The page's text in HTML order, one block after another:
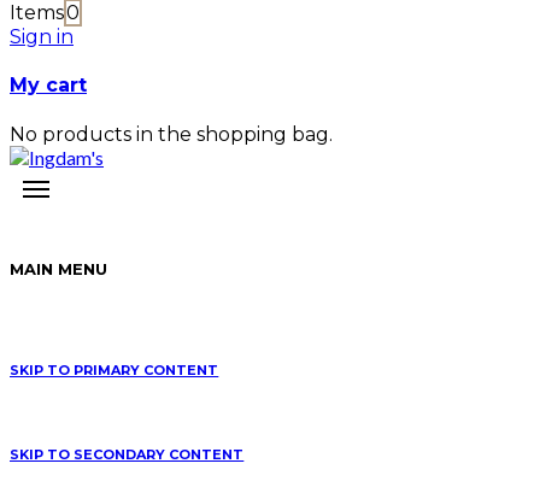
Items0
Sign in
My cart
No products in the shopping bag.
MAIN MENU
SKIP TO PRIMARY CONTENT
SKIP TO SECONDARY CONTENT